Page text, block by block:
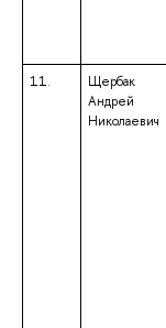
11.
Щербак
Андрей
Николаевич